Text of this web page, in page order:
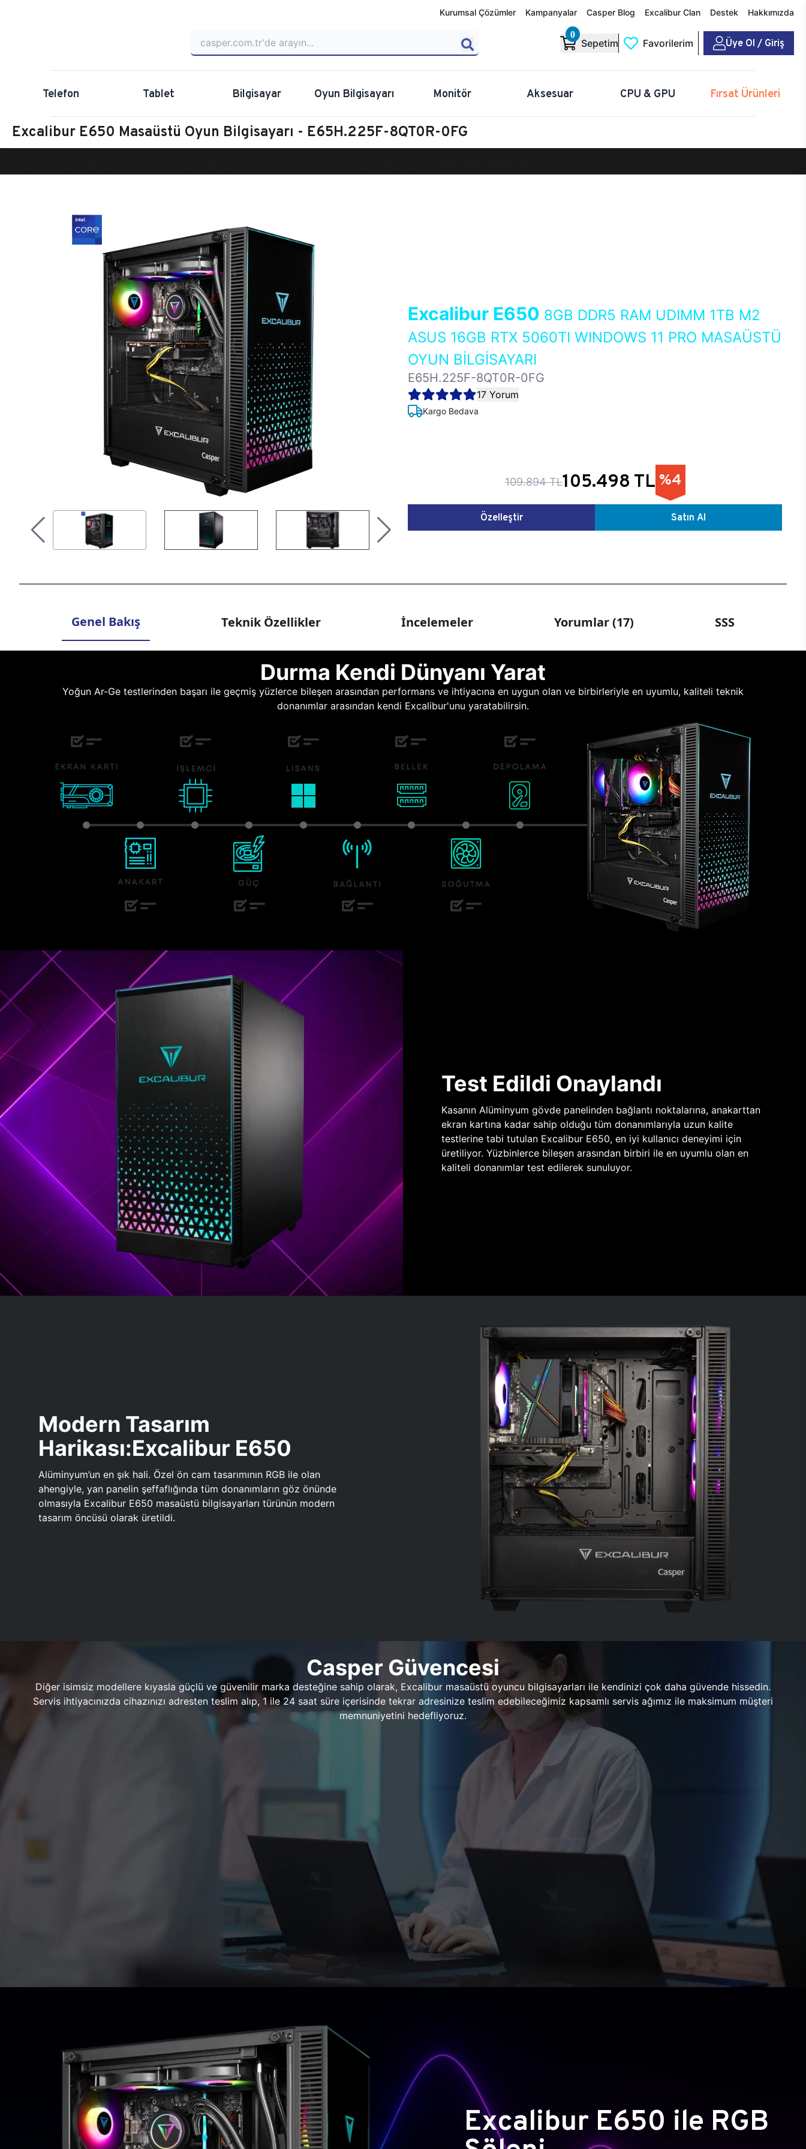
Kurumsal Çözümler Kampanyalar Casper Blog Excalibur Clan Destek Hakkımızda
0
Sepetim Favorilerim Üye Ol / Giriş
Telefon Tablet Bilgisayar Oyun Bilgisayarı Monitör Aksesuar CPU & GPU Fırsat Ürünleri
Excalibur E650 Masaüstü Oyun Bilgisayarı - E65H.225F-8QT0R-0FG
Excalibur E650 8GB DDR5 RAM UDIMM 1TB M2
ASUS 16GB RTX 5060TI WINDOWS 11 PRO MASAÜSTÜ
OYUN BİLGİSAYARI
E65H.225F-8QT0R-0FG
17 Yorum
Kargo Bedava
109.894 TL105.498 TL %4
Özelleştir Satın Al
Genel Bakış Teknik Özellikler İncelemeler Yorumlar (17) SSS
Durma Kendi Dünyanı Yarat
Yoğun Ar-Ge testlerinden başarı ile geçmiş yüzlerce bileşen arasından performans ve ihtiyacına en uygun olan ve birbirleriyle en uyumlu, kaliteli teknik
donanımlar arasından kendi Excalibur'unu yaratabilirsin.
Test Edildi Onaylandı
Kasanın Alüminyum gövde panelinden bağlantı noktalarına, anakarttan
ekran kartına kadar sahip olduğu tüm donanımlarıyla uzun kalite
testlerine tabi tutulan Excalibur E650, en iyi kullanıcı deneyimi için
üretiliyor. Yüzbinlerce bileşen arasından birbiri ile en uyumlu olan en
kaliteli donanımlar test edilerek sunuluyor.
Modern Tasarım
Harikası:Excalibur E650
Alüminyum’un en şık hali. Özel ön cam tasarımının RGB ile olan
ahengiyle, yan panelin şeffaflığında tüm donanımların göz önünde
olmasıyla Excalibur E650 masaüstü bilgisayarları türünün modern
tasarım öncüsü olarak üretildi.
Casper Güvencesi
Diğer isimsiz modellere kıyasla güçlü ve güvenilir marka desteğine sahip olarak, Excalibur masaüstü oyuncu bilgisayarları ile kendinizi çok daha güvende hissedin.
Servis ihtiyacınızda cihazınızı adresten teslim alıp, 1 ile 24 saat süre içerisinde tekrar adresinize teslim edebileceğimiz kapsamlı servis ağımız ile maksimum müşteri
memnuniyetini hedefliyoruz.
Excalibur E650 ile RGB